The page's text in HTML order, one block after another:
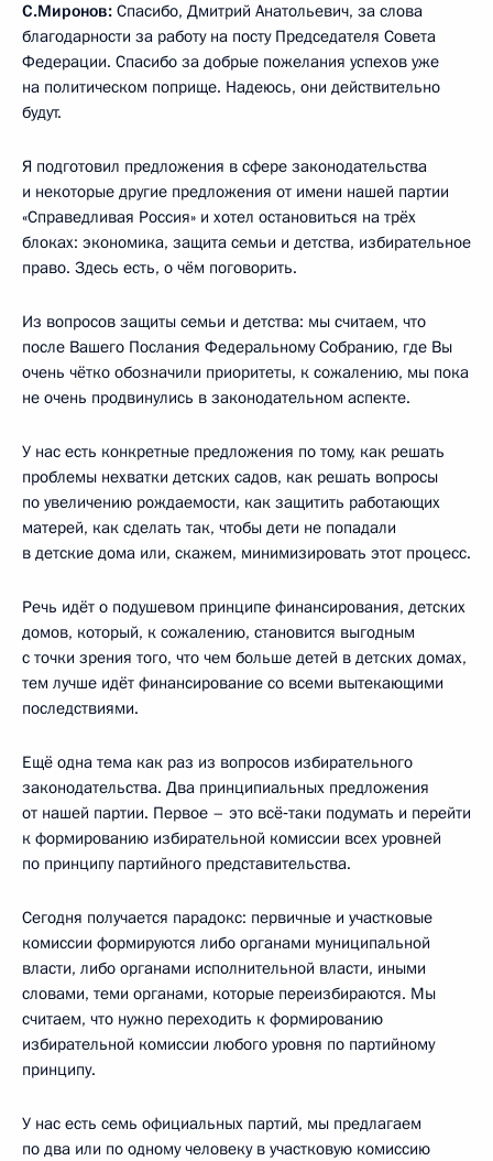
С.Миронов: Спасибо, Дмитрий Анатольевич, за слова
благодарности за работу на посту Председателя Совета
Федерации. Спасибо за добрые пожелания успехов уже
на политическом поприще. Надеюсь, они действительно
будут.
Я подготовил предложения в сфере законодательства
и некоторые другие предложения от имени нашей партии
«Справедливая Россия» и хотел остановиться на трёх
блоках: экономика, защита семьи и детства, избирательное
право. Здесь есть, о чём поговорить.
Из вопросов защиты семьи и детства: мы считаем, что
после Вашего Послания Федеральному Собранию, где Вы
очень чётко обозначили приоритеты, к сожалению, мы пока
не очень продвинулись в законодательном аспекте.
У нас есть конкретные предложения по тому, как решать
проблемы нехватки детских садов, как решать вопросы
по увеличению рождаемости, как защитить работающих
матерей, как сделать так, чтобы дети не попадали
в детские дома или, скажем, минимизировать этот процесс.
Речь идёт о подушевом принципе финансирования, детских
домов, который, к сожалению, становится выгодным
с точки зрения того, что чем больше детей в детских домах,
тем лучше идёт финансирование со всеми вытекающими
последствиями.
Ещё одна тема как раз из вопросов избирательного
законодательства. Два принципиальных предложения
от нашей партии. Первое – это всё‑таки подумать и перейти
к формированию избирательной комиссии всех уровней
по принципу партийного представительства.
Сегодня получается парадокс: первичные и участковые
комиссии формируются либо органами муниципальной
власти, либо органами исполнительной власти, иными
словами, теми органами, которые переизбираются. Мы
считаем, что нужно переходить к формированию
избирательной комиссии любого уровня по партийному
принципу.
У нас есть семь официальных партий, мы предлагаем
по два или по одному человеку в участковую комиссию